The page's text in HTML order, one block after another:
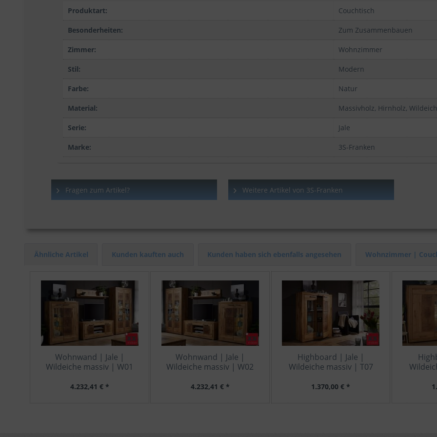
Produktart: Couchtisch
Besonderheiten: Zum Zusammenbauen
Zimmer: Wohnzimmer
Stil: Modern
Farbe: Natur
Material: Massivholz, Hirnholz,
Serie: Jale
Marke: 3S-Franken
Fragen zum Artikel? Weitere Artikel von 3S-Franken
Ähnliche Artikel Kunden kauften auch Kunden haben sich ebenfalls angesehen Wohnzimmer |
Wohnwand | Jale |
Wildeiche massiv | W01
4.232,41 € *
Wohnwand | Jale |
Wildeiche massiv | W02
4.232,41 € *
Highboard | Jale |
Wildeiche massiv | T07
1.370,00 € *